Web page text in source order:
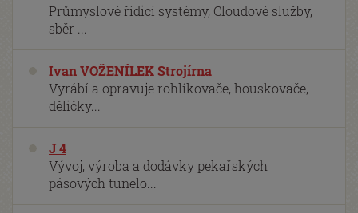
Průmyslové řídicí systémy, Cloudové služby,
sběr ...
Ivan VOŽENÍLEK Strojírna
Vyrábí a opravuje rohlíkovače, houskovače,
děličky...
J 4
Vývoj, výroba a dodávky pekařských
pásových tunelo...